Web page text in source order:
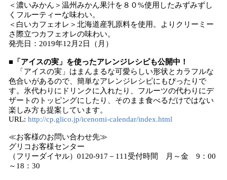
＜濃いみかん＞温州みかん果汁を８０%使用したみずみずし
くフルーティーな味わい。
＜白いカフェオレ＞北海道産乳原料を使用。よりクリーミー
さ際立つカフェオレの味わい。
発売日：2019年12月2日（月）
■「アイスの実」を使ったアレンジレシピも公開中！
「アイスの実」はまんまるな可愛らしい形状とカラフルな
色合いがあるので、簡単なアレンジレシピにもぴったりで
す。氷代わりにドリンクに入れたり、フルーツの代わりにデ
ザートのトッピングにしたり、そのまま食べるだけではない
楽しみ方も提案しています。
URL: http://cp.glico.jp/icenomi-calendar/index.html
≪お客様のお問い合わせ先≫
グリコお客様センター
（フリーダイヤル）0120-917－111受付時間 月～金 9：00
～18：30